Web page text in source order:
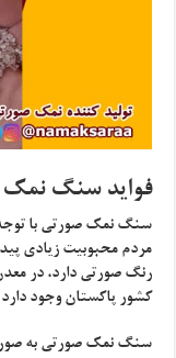
فواید سنگ
سنگ نمک صورتی با توجه
مردم محبوبیت زیادی
رنگ صورتی دارد، در
کشور پاکستان وجود دارد
سنگ نمک صورتی به